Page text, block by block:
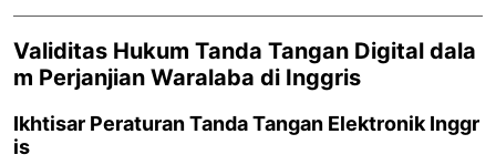
Validitas Hukum Tanda Tangan Digital dala
m Perjanjian Waralaba di Inggris
Ikhtisar Peraturan Tanda Tangan Elektronik Inggr
is